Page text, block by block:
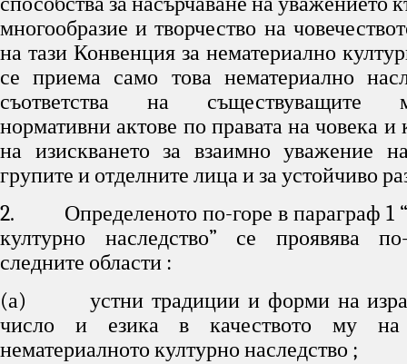
многообразие и творчество на
на тази Конвенция за нематериално
се приема само това нематериално
съответства на съществуващите
нормативни актове по правата на човека и
на изискването за взаимно уважение
групите и отделните лица и за устойчиво
2. Определеното по-горе в параграф 1
културно наследство” се проявява
следните области :
(а) устни традиции и форми на
число и езика в качеството му
нематериалното културно наследство ;